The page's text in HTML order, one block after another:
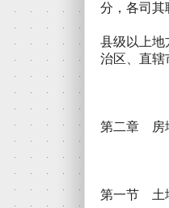
分，各司其
县级以上地
治区、直辖
第二章 房
第一节 土